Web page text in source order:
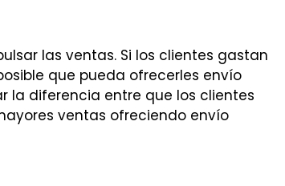
las ventas. Si los clientes gastan
que pueda ofrecerles envío
la diferencia entre que los clientes
ventas ofreciendo envío